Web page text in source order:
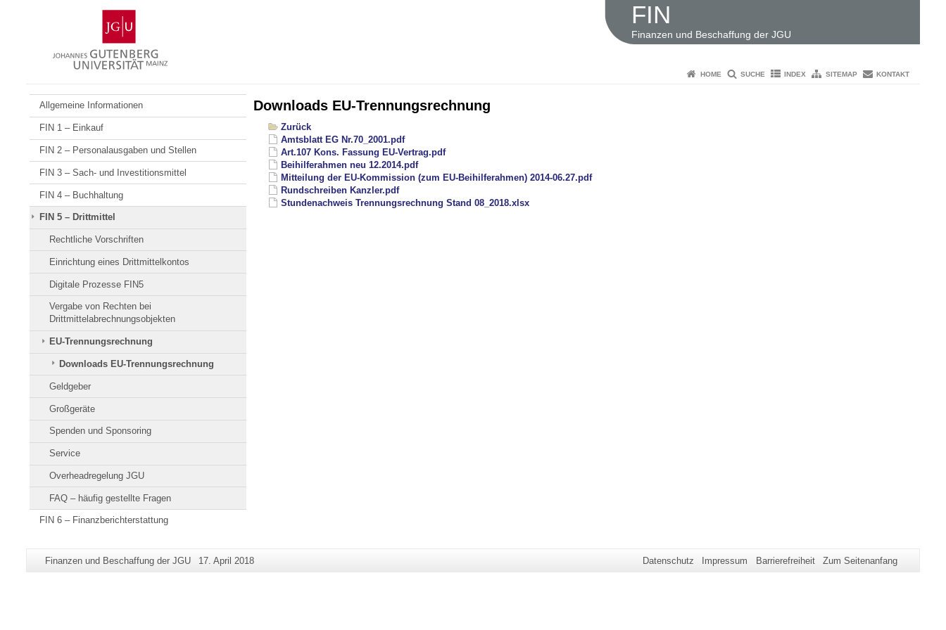
Gutenberg-
Universität
Mainz
FIN
Finanzen und Beschaffung der JGU
HOME SUCHE INDEX SITEMAP KONTAKT
Allgemeine Informationen
FIN 1 – Einkauf
FIN 2 – Personalausgaben und Stellen
FIN 3 – Sach- und Investitionsmittel
FIN 4 – Buchhaltung
FIN 5 – Drittmittel
Rechtliche Vorschriften
Einrichtung eines Drittmittelkontos
Digitale Prozesse FIN5
Vergabe von Rechten bei
Drittmittelabrechnungsobjekten
EU-Trennungsrechnung
Downloads EU-Trennungsrechnung
Geldgeber
Großgeräte
Spenden und Sponsoring
Service
Overheadregelung JGU
FAQ – häufig gestellte Fragen
FIN 6 – Finanzberichterstattung
Downloads EU-Trennungsrechnung
Zurück
Amtsblatt EG Nr.70_2001.pdf
Art.107 Kons. Fassung EU-Vertrag.pdf
Beihilferahmen neu 12.2014.pdf
Mitteilung der EU-Kommission (zum EU-Beihilferahmen) 2014-06.27.pdf
Rundschreiben Kanzler.pdf
Stundenachweis Trennungsrechnung Stand 08_2018.xlsx
Zusätzliche
Seiten-
Finanzen und Beschaffung der JGU
Letzte
17. April 2018 Datenschutz Impressum Barrierefreiheit Zum Seitenanfang